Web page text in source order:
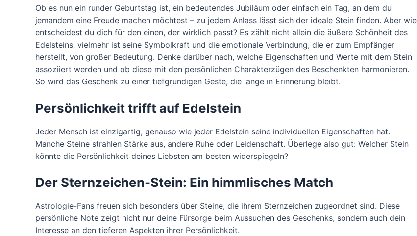
Ob es nun ein runder Geburtstag ist, ein bedeutendes Jubiläum oder einfach ein Tag, an dem du
jemandem eine Freude machen möchtest – zu jedem Anlass lässt sich der ideale Stein finden. Aber wie
entscheidest du dich für den einen, der wirklich passt? Es zählt nicht allein die äußere Schönheit des
Edelsteins, vielmehr ist seine Symbolkraft und die emotionale Verbindung, die er zum Empfänger
herstellt, von großer Bedeutung. Denke darüber nach, welche Eigenschaften und Werte mit dem Stein
assoziiert werden und ob diese mit den persönlichen Charakterzügen des Beschenkten harmonieren.
So wird das Geschenk zu einer tiefgründigen Geste, die lange in Erinnerung bleibt.
Persönlichkeit trifft auf Edelstein
Jeder Mensch ist einzigartig, genauso wie jeder Edelstein seine individuellen Eigenschaften hat.
Manche Steine strahlen Stärke aus, andere Ruhe oder Leidenschaft. Überlege also gut: Welcher Stein
könnte die Persönlichkeit deines Liebsten am besten widerspiegeln?
Der Sternzeichen-Stein: Ein himmlisches Match
Astrologie-Fans freuen sich besonders über Steine, die ihrem Sternzeichen zugeordnet sind. Diese
persönliche Note zeigt nicht nur deine Fürsorge beim Aussuchen des Geschenks, sondern auch dein
Interesse an den tieferen Aspekten ihrer Persönlichkeit.